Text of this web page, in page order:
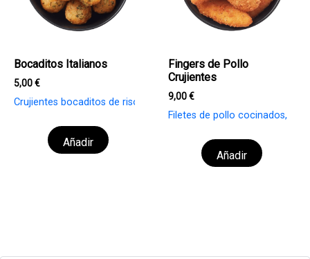
Bocaditos Italianos
5,00€
Crujientes bocaditos de risotto de tomate con corazón de
Añadir
Fingers de Pollo
Crujientes
9,00€
Filetes de pollo cocinados,
Añadir